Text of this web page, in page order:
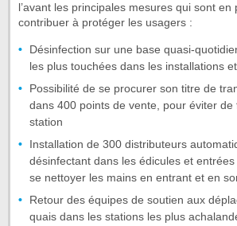
l’avant les principales mesures qui sont en
contribuer à protéger les usagers :
Désinfection sur une base quasi-
les plus touchées dans les installations
Possibilité de se procurer son titre de
dans 400 points de vente, pour éviter de
station
Installation de 300 distributeurs
désinfectant dans les édicules et
se nettoyer les mains en entrant et en
Retour des équipes de soutien aux
quais dans les stations les plus